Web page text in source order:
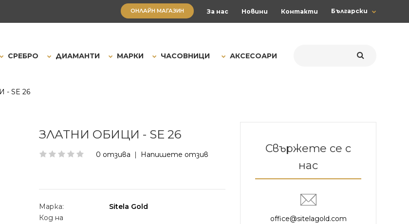
Български
ОНЛАЙН МАГАЗИН За нас Новини Контакти
СРЕБРО ДИАМАНТИ МАРКИ ЧАСОВНИЦИ АКСЕСОАРИ
SE 26
ЗЛАТНИ ОБИЦИ - SE 26
0 отзива | Напишете отзив
Марка:
Sitela Gold
Код на
Свържете се с
нас
office@sitelagold.com